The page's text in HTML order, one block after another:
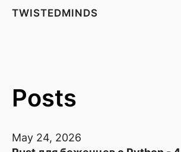
TWISTEDMINDS
Posts
May 24, 2026